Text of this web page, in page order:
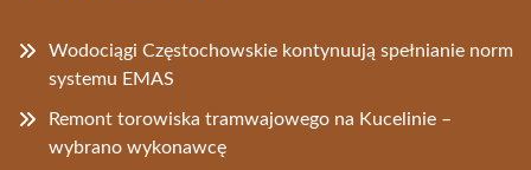
Wodociągi Częstochowskie kontynuują spełnianie norm
systemu EMAS
Remont torowiska tramwajowego na Kucelinie –
wybrano wykonawcę